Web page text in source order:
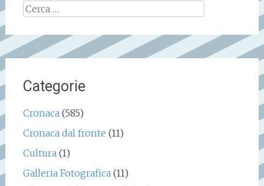
Ricerca
per:
Categorie
Cronaca (585)
Cronaca dal fronte (11)
Cultura (1)
Galleria Fotografica (11)